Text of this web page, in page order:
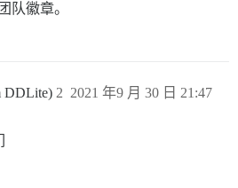
队徽章。
DDLite) 2021 年9 月 30 日 21:47
2